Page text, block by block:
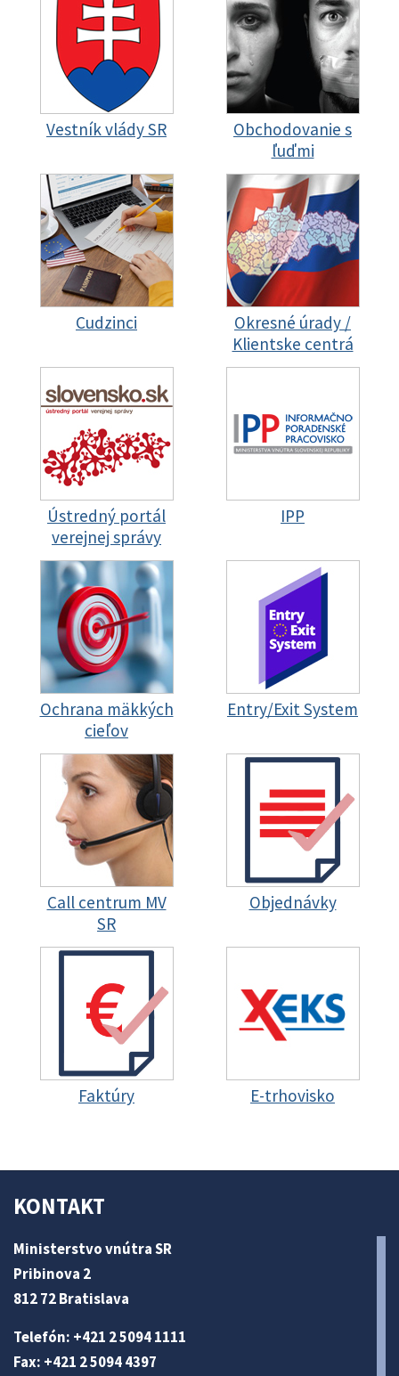
Vestník vlády SR
Obchodovanie s
ľuďmi
Cudzinci
Okresné úrady /
Klientske centrá
Ústredný portál
verejnej správy
IPP
Ochrana mäkkých
cieľov
Entry/Exit System
Call centrum MV
SR
Objednávky
Faktúry E-trhovisko
KONTAKT
Ministerstvo vnútra SR
Pribinova 2
812 72 Bratislava
Telefón: +421 2 5094 1111
Fax: +421 2 5094 4397